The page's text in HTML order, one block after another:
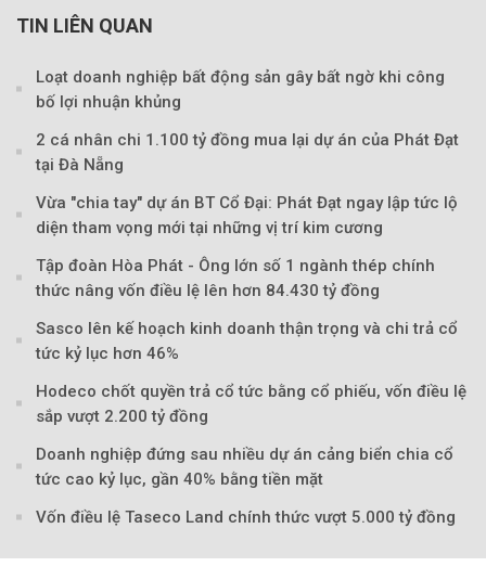
TIN LIÊN QUAN
Loạt doanh nghiệp bất động sản gây bất ngờ khi công
bố lợi nhuận khủng
2 cá nhân chi 1.100 tỷ đồng mua lại dự án của Phát Đạt
tại Đà Nẵng
Vừa "chia tay" dự án BT Cổ Đại: Phát Đạt ngay lập tức lộ
diện tham vọng mới tại những vị trí kim cương
Tập đoàn Hòa Phát - Ông lớn số 1 ngành thép chính
thức nâng vốn điều lệ lên hơn 84.430 tỷ đồng
Sasco lên kế hoạch kinh doanh thận trọng và chi trả cổ
tức kỷ lục hơn 46%
Hodeco chốt quyền trả cổ tức bằng cổ phiếu, vốn điều lệ
sắp vượt 2.200 tỷ đồng
Doanh nghiệp đứng sau nhiều dự án cảng biển chia cổ
tức cao kỷ lục, gần 40% bằng tiền mặt
Vốn điều lệ Taseco Land chính thức vượt 5.000 tỷ đồng